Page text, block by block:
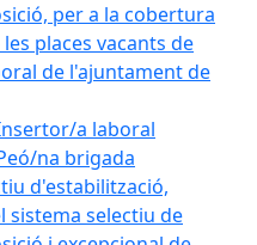
per a la cobertura
places vacants de
de l'ajuntament de
Insertor/a laboral
na brigada
d'estabilització,
sistema selectiu de